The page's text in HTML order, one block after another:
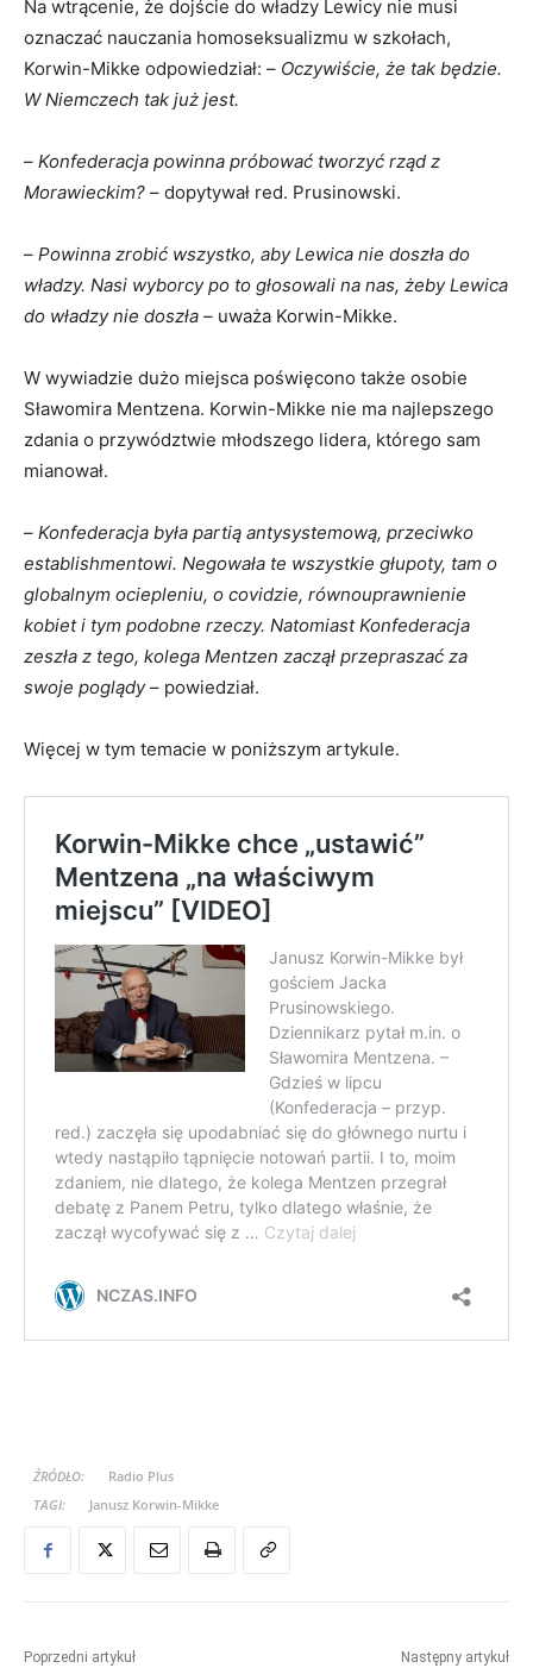
Na wtrącenie, że dojście do władzy Lewicy nie musi
oznaczać nauczania homoseksualizmu w szkołach,
Korwin-Mikke odpowiedział: – Oczywiście, że tak będzie.
W Niemczech tak już jest.
– Konfederacja powinna próbować tworzyć rząd z
Morawieckim? – dopytywał red. Prusinowski.
– Powinna zrobić wszystko, aby Lewica nie doszła do
władzy. Nasi wyborcy po to głosowali na nas, żeby Lewica
do władzy nie doszła – uważa Korwin-Mikke.
W wywiadzie dużo miejsca poświęcono także osobie
Sławomira Mentzena. Korwin-Mikke nie ma najlepszego
zdania o przywództwie młodszego lidera, którego sam
mianował.
– Konfederacja była partią antysystemową, przeciwko
establishmentowi. Negowała te wszystkie głupoty, tam o
globalnym ociepleniu, o covidzie, równouprawnienie
kobiet i tym podobne rzeczy. Natomiast Konfederacja
zeszła z tego, kolega Mentzen zaczął przepraszać za
swoje poglądy– powiedział.
Więcej w tym temacie w poniższym artykule.
ŹRÓDŁO:
Radio Plus
TAGI:
Janusz Korwin-Mikke
Poprzedni artykuł Następny artykuł